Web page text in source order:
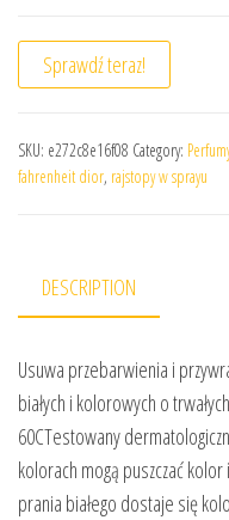
Sprawdź teraz!
SKU: e272c8e16f08 Category:
fahrenheit dior, rajstopy w sprayu
DESCRIPTION
Usuwa przebarwienia i
białych i kolorowych o
60CTestowany
kolorach mogą puszczać
prania białego dostaje się